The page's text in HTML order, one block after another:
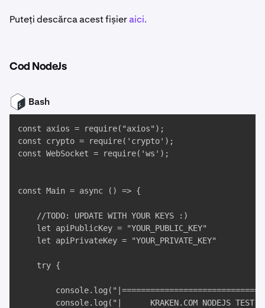
Puteți descărca acest fișieraici.
Cod NodeJs
Bash
const axios = require("axios");
const crypto = require('crypto');
const WebSocket = require('ws');
const Main = async () => {
    //TODO: UPDATE WITH YOUR KEYS :)
    let apiPublicKey = "YOUR_PUBLIC_KEY"
    let apiPrivateKey = "YOUR_PRIVATE_KEY"
    try {
console.log("|      KRAKEN.COM NODEJS TEST